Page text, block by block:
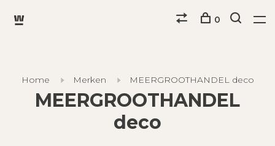
0
Home Merken MEERGROOTHANDEL deco
MEERGROOTHANDEL
deco